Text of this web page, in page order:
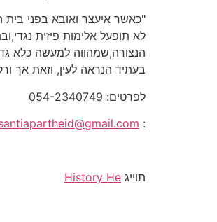
"כאשר איעצר ואובא בפני
לא תופעל אלימות פיזית
הנצורה,שמהווה למעשה כלא
בעתיד הנראה לעין, וזאת אך
לפרטים: 054-2340749
:
תוייג History He